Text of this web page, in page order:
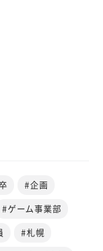
#企画
#ゲーム事業部
#札幌